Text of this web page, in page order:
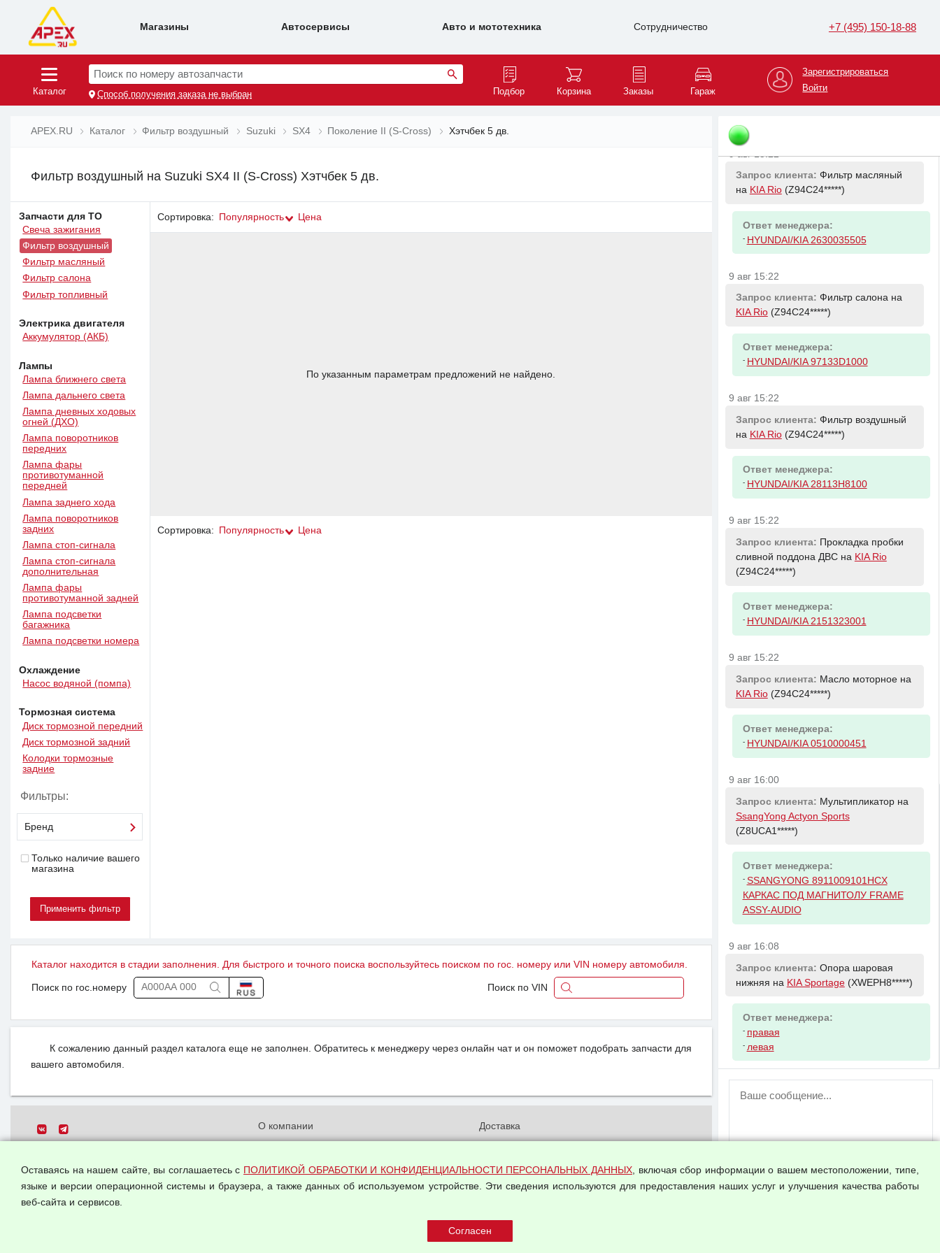
Магазины Автосервисы Авто и мототехника Сотрудничество +7 (495) 150-18-88
Каталог
Поиск по номеру автозапчасти
Способ получения заказа не выбран Подбор Корзина Заказы Гараж
Зарегистрироваться
Войти
APEX.RU Каталог Фильтр воздушный Suzuki SX4 Поколение II (S-Cross) Хэтчбек 5 дв.
Фильтр воздушный на Suzuki SX4 II (S-Cross) Хэтчбек 5 дв.
Запчасти для ТО
Свеча зажигания
Фильтр воздушный
Фильтр масляный
Фильтр салона
Фильтр топливный
Электрика двигателя
Аккумулятор (АКБ)
Лампы
Лампа ближнего света
Лампа дальнего света
Лампа дневных ходовых
огней (ДХО)
Лампа поворотников
передних
Лампа фары
противотуманной
передней
Лампа заднего хода
Лампа поворотников
задних
Лампа стоп-сигнала
Лампа стоп-сигнала
дополнительная
Лампа фары
противотуманной задней
Лампа подсветки
багажника
Лампа подсветки номера
Охлаждение
Насос водяной (помпа)
Тормозная система
Диск тормозной передний
Диск тормозной задний
Колодки тормозные
задние
Фильтры:
Бренд
Только наличие вашего
магазина
Сортировка: Популярность Цена
По указанным параметрам предложений не найдено.
Сортировка: Популярность Цена
Каталог находится в стадии заполнения. Для быстрого и точного поиска воспользуйтесь поиском по гос. номеру или VIN номеру автомобиля.
Поиск по гос.номеру Поиск по VIN
К сожалению данный раздел каталога еще не заполнен. Обратитесь к менеджеру через онлайн чат и он поможет подобрать запчасти для
вашего автомобиля.
Все права защищены.
О компании
данных
Доставка
Оплата и возвраты
Арендодателям
Оставаясь на нашем сайте, вы соглашаетесь с ПОЛИТИКОЙ ОБРАБОТКИ И КОНФИДЕНЦИАЛЬНОСТИ ПЕРСОНАЛЬНЫХ ДАННЫХ, включая сбор информации о вашем местоположении, типе,
языке и версии операционной системы и браузера, а также данных об используемом устройстве. Эти сведения используются для предоставления наших услуг и улучшения качества работы
веб-сайта и сервисов.
Запрос клиента:Фильтр топливный
Volkswagen Passat(WVWZZZ*****)
9 авг 15:22
Запрос клиента: Фильтр масляный
на KIA Rio(Z94C24*****)
Ответ менеджера:
- HYUNDAI/KIA 2630035505
9 авг 15:22
Запрос клиента: Фильтр салона на
KIA Rio(Z94C24*****)
Ответ менеджера:
- HYUNDAI/KIA 97133D1000
9 авг 15:22
Запрос клиента: Фильтр воздушный
на KIA Rio(Z94C24*****)
Ответ менеджера:
- HYUNDAI/KIA 28113H8100
9 авг 15:22
Запрос клиента: Прокладка пробки
сливной поддона ДВС на KIA Rio
(Z94C24*****)
Ответ менеджера:
- HYUNDAI/KIA 2151323001
9 авг 15:22
Запрос клиента: Масло моторное на
KIA Rio(Z94C24*****)
Ответ менеджера:
- HYUNDAI/KIA 0510000451
9 авг 16:00
Запрос клиента: Мультипликатор на
SsangYong Actyon Sports
(Z8UCA1*****)
Ответ менеджера:
- SSANGYONG 8911009101HCX
КАРКАС ПОД МАГНИТОЛУ FRAME
ASSY-AUDIO
9 авг 16:08
Запрос клиента: Опора шаровая
нижняя на KIA Sportage(XWEPH8*****)
Ответ менеджера:
- правая
- левая
ВНИМАНИЕ!
пользователей временно отключена!
аккаунт.